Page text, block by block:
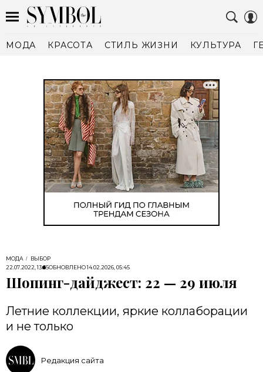
МОДА КРАСОТА СТИЛЬ ЖИЗНИ КУЛЬТУРА
МОДА
ВЫБОР
22.07.2022, 13:35ОБНОВЛЕНО14.02.2026, 05:45
Шопинг-дайджест: 22 — 29 июля
Летние коллекции, яркие коллаборации
и не только
Редакция сайта